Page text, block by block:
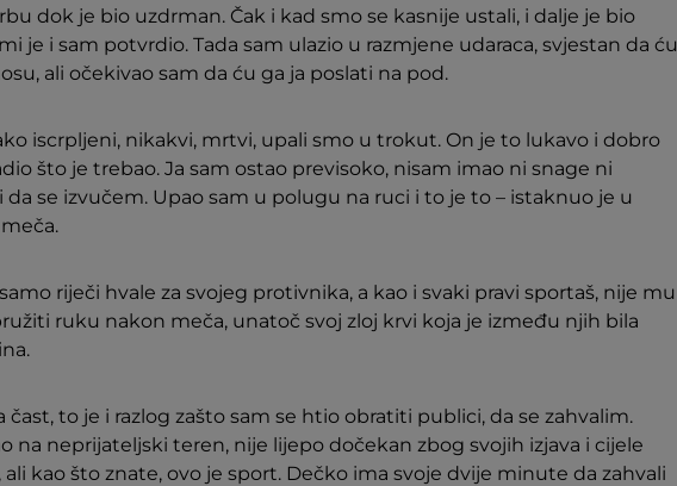
dok je bio uzdrman. Čak i kad smo se kasnije ustali, i dalje je bio
je i sam potvrdio. Tada sam ulazio u razmjene udaraca, svjestan da ću
ali očekivao sam da ću ga ja poslati na pod.
iscrpljeni, nikakvi, mrtvi, upali smo u trokut. On je to lukavo i dobro
što je trebao. Ja sam ostao previsoko, nisam imao ni snage ni
se izvučem. Upao sam u polugu na ruci i to je to – istaknuo je u
riječi hvale za svojeg protivnika, a kao i svaki pravi sportaš, nije mu
ruku nakon meča, unatoč svoj zloj krvi koja je između njih bila
čast, to je i razlog zašto sam se htio obratiti publici, da se zahvalim.
na neprijateljski teren, nije lijepo dočekan zbog svojih izjava i cijele
ali kao što znate, ovo je sport. Dečko ima svoje dvije minute da zahvali